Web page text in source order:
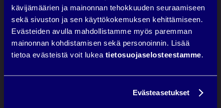
kävijämäärien ja mainonnan tehokkuuden seuraamiseen
sekä sivuston ja sen käyttökokemuksen kehittämiseen.
Evästeiden avulla mahdollistamme myös paremman
mainonnan kohdistamisen sekä personoinnin. Lisää
tietoa evästeistä voit lukea tietosuojaselosteestamme
Evästeasetukset
Koska kyseessä on meidän omat kampanjat
ja omat tulokset, mä voin jakaa sulle insightia
erittäin avoimesti.